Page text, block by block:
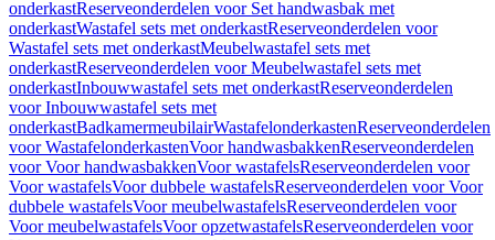
onderkastReserveonderdelen voor Set handwasbak met
onderkastWastafel sets met onderkastReserveonderdelen voor
Wastafel sets met onderkastMeubelwastafel sets met
onderkastReserveonderdelen voor Meubelwastafel sets met
onderkastInbouwwastafel sets met onderkastReserveonderdelen
voor Inbouwwastafel sets met
onderkastBadkamermeubilairWastafelonderkastenReserveonderdelen
voor WastafelonderkastenVoor handwasbakkenReserveonderdelen
voor Voor handwasbakkenVoor wastafelsReserveonderdelen voor
Voor wastafelsVoor dubbele wastafelsReserveonderdelen voor Voor
dubbele wastafelsVoor meubelwastafelsReserveonderdelen voor
Voor meubelwastafelsVoor opzetwastafelsReserveonderdelen voor